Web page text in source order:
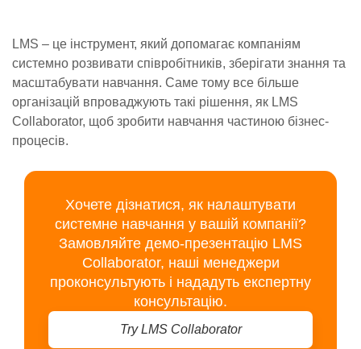
LMS – це інструмент, який допомагає компаніям
системно розвивати співробітників, зберігати знання та
масштабувати навчання. Саме тому все більше
організацій впроваджують такі рішення, як LMS
Collaborator, щоб зробити навчання частиною бізнес-
процесів.
Хочете дізнатися, як налаштувати
системне навчання у вашій компанії?
Замовляйте демо-презентацію LMS
Collaborator, наші менеджери
проконсультують і нададуть експертну
консультацію.
Try LMS Collaborator